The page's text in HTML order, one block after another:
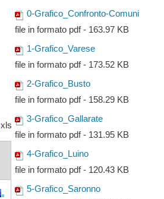
xls
0-Grafico_Confronto-Comuni
file in formato pdf - 163.97 KB
1-Grafico_Varese
file in formato pdf - 173.52 KB
2-Grafico_Busto
file in formato pdf - 158.29 KB
3-Grafico_Gallarate
file in formato pdf - 131.95 KB
4-Grafico_Luino
file in formato pdf - 120.43 KB
5-Grafico_Saronno